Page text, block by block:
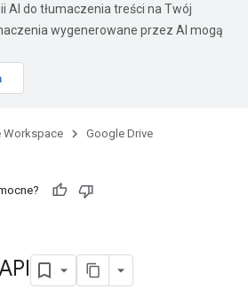
AI do tłumaczenia treści na Twój
wygenerowane przez AI mogą
Workspace
Google Drive